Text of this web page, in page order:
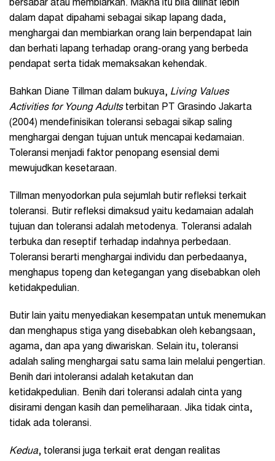
bersabar atau membiarkan. Makna itu bila dilihat lebih
dalam dapat dipahami sebagai sikap lapang dada,
menghargai dan membiarkan orang lain berpendapat lain
dan berhati lapang terhadap orang-orang yang berbeda
pendapat serta tidak memaksakan kehendak.
Bahkan Diane Tillman dalam bukuya, Living Values
Activities for Young Adultsterbitan PT Grasindo Jakarta
(2004) mendefinisikan toleransi sebagai sikap saling
menghargai dengan tujuan untuk mencapai kedamaian.
Toleransi menjadi faktor penopang esensial demi
mewujudkan kesetaraan.
Tillman menyodorkan pula sejumlah butir refleksi terkait
toleransi. Butir refleksi dimaksud yaitu kedamaian adalah
tujuan dan toleransi adalah metodenya. Toleransi adalah
terbuka dan reseptif terhadap indahnya perbedaan.
Toleransi berarti menghargai individu dan perbedaanya,
menghapus topeng dan ketegangan yang disebabkan oleh
ketidakpedulian.
Butir lain yaitu menyediakan kesempatan untuk menemukan
dan menghapus stiga yang disebabkan oleh kebangsaan,
agama, dan apa yang diwariskan. Selain itu, toleransi
adalah saling menghargai satu sama lain melalui pengertian.
Benih dari intoleransi adalah ketakutan dan
ketidakpedulian. Benih dari toleransi adalah cinta yang
disirami dengan kasih dan pemeliharaan. Jika tidak cinta,
tidak ada toleransi.
Kedua, toleransi juga terkait erat dengan realitas